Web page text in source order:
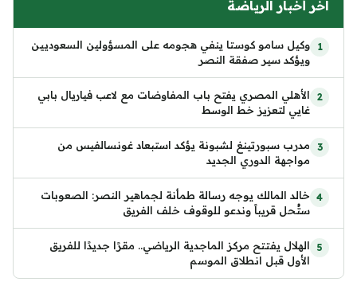
آخر أخبار الرياضة
وكيل سامو كوستا ينفي هجومه على المسؤولين السعوديين
ويؤكد سير صفقة النصر
الأهلي المصري يفتح باب المفاوضات مع لاعب فياريال بابي
غايي لتعزيز خط الوسط
مدرب سبورتينغ لشبونة يؤكد استبعاد غونسالفيس من
مواجهة الدوري الجديد
خالد المالك يوجه رسالة طمأنة لجماهير النصر: الصعوبات
ستُحل قريباً وندعو للوقوف خلف الفريق
الهلال يفتتح مركز الماجدية الرياضي.. مقرًا جديدًا للفريق
الأول قبل انطلاق الموسم